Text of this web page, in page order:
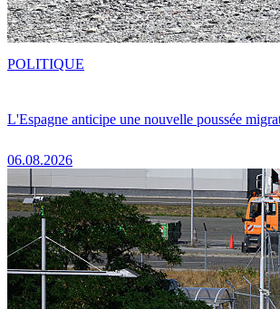
L'Espagne anticipe une nouvelle poussée
06.08.2026
POLITIQUE